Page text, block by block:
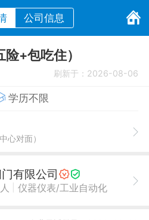
公司信息
+包吃住）
刷新于：2026-08-06
学历不限
心对面）
有限公司
仪器仪表/工业自动化